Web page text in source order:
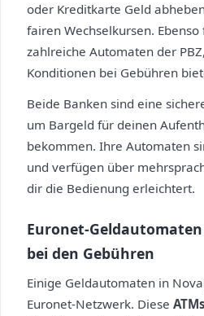
oder Kreditkarte Geld
fairen Wechselkursen. Ebenso
zahlreiche Automaten der
Konditionen bei Gebühren
Beide Banken sind eine
um Bargeld für deinen
bekommen. Ihre Automaten
und verfügen über
dir die Bedienung erleichtert.
Euronet-
bei den Gebühren
Einige Geldautomaten in
Euronet-Netzwerk. Diese ATMs